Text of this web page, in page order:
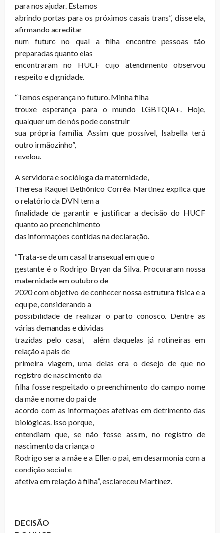
para nos ajudar. Estamos
abrindo portas para os próximos casais trans”, disse ela,
afirmando acreditar
num futuro no qual a filha encontre pessoas tão
preparadas quanto elas
encontraram no HUCF cujo atendimento observou
respeito e dignidade.
“Temos esperança no futuro. Minha filha
trouxe esperança para o mundo LGBTQIA+. Hoje,
qualquer um de nós pode construir
sua própria família. Assim que possível, Isabella terá
outro irmãozinho”,
revelou.
A servidora e socióloga da maternidade,
Theresa Raquel Bethônico Corrêa Martinez explica que
o relatório da DVN tem a
finalidade de garantir e justificar a decisão do HUCF
quanto ao preenchimento
das informações contidas na declaração.
“Trata-se de um casal transexual em que o
gestante é o Rodrigo Bryan da Silva. Procuraram nossa
maternidade em outubro de
2020 com objetivo de conhecer nossa estrutura física e a
equipe, considerando a
possibilidade de realizar o parto conosco. Dentre as
várias demandas e dúvidas
trazidas pelo casal, além daquelas já rotineiras em
relação a pais de
primeira viagem, uma delas era o desejo de que no
registro de nascimento da
filha fosse respeitado o preenchimento do campo nome
da mãe e nome do pai de
acordo com as informações afetivas em detrimento das
biológicas. Isso porque,
entendiam que, se não fosse assim, no registro de
nascimento da criança o
Rodrigo seria a mãe e a Ellen o pai, em desarmonia com a
condição social e
afetiva em relação à filha”, esclareceu Martinez.
DECISÃO